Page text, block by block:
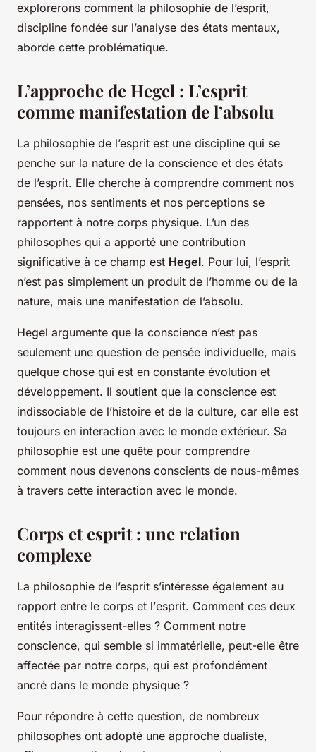
explorerons comment la philosophie de l’esprit,
discipline fondée sur l’analyse des états mentaux,
aborde cette problématique.
L’approche de Hegel : L’esprit
comme manifestation de l’absolu
La philosophie de l’esprit est une discipline qui se
penche sur la nature de la conscience et des états
de l’esprit. Elle cherche à comprendre comment nos
pensées, nos sentiments et nos perceptions se
rapportent à notre corps physique. L’un des
philosophes qui a apporté une contribution
significative à ce champ est Hegel. Pour lui, l’esprit
n’est pas simplement un produit de l’homme ou de la
nature, mais une manifestation de l’absolu.
Hegel argumente que la conscience n’est pas
seulement une question de pensée individuelle, mais
quelque chose qui est en constante évolution et
développement. Il soutient que la conscience est
indissociable de l’histoire et de la culture, car elle est
toujours en interaction avec le monde extérieur. Sa
philosophie est une quête pour comprendre
comment nous devenons conscients de nous-mêmes
à travers cette interaction avec le monde.
Corps et esprit : une relation
complexe
La philosophie de l’esprit s’intéresse également au
rapport entre le corps et l’esprit. Comment ces deux
entités interagissent-elles ? Comment notre
conscience, qui semble si immatérielle, peut-elle être
affectée par notre corps, qui est profondément
ancré dans le monde physique ?
Pour répondre à cette question, de nombreux
philosophes ont adopté une approche dualiste,